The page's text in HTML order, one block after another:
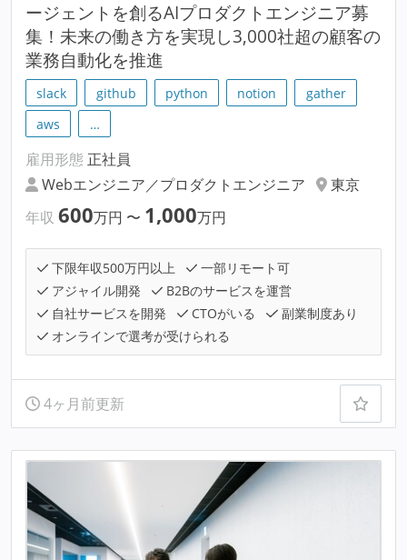
ージェントを創るAIプロダクトエンジニア募
集！未来の働き方を実現し3,000社超の顧客の
業務自動化を推進
slack github python notion
gather
aws
…
雇用形態 正社員
Webエンジニア／プロダクトエンジニア
東京
年収 600万円 〜 1,000万円
下限年収500万円以上
一部リモート可
アジャイル開発
B2Bのサービスを運営
自社サービスを開発
CTOがいる
副業制度あり
オンラインで選考が受けられる
4ヶ月前更新